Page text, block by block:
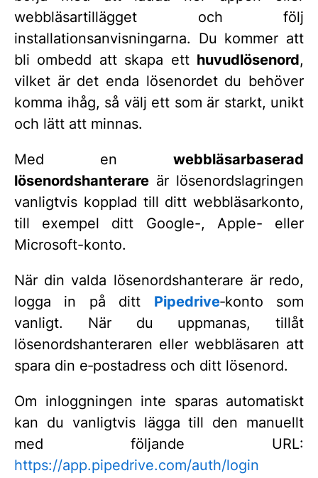
webbläsartillägget och följ
installationsanvisningarna. Du kommer att
bli ombedd att skapa ett huvudlösenord,
vilket är det enda lösenordet du behöver
komma ihåg, så välj ett som är starkt, unikt
och lätt att minnas.
Med en webbläsarbaserad
lösenordshanterare är lösenordslagringen
vanligtvis kopplad till ditt webbläsarkonto,
till exempel ditt Google-, Apple- eller
Microsoft-konto.
När din valda lösenordshanterare är redo,
logga in på ditt Pipedrive‑konto som
vanligt. När du uppmanas, tillåt
lösenordshanteraren eller webbläsaren att
spara din e‑postadress och ditt lösenord.
Om inloggningen inte sparas automatiskt
kan du vanligtvis lägga till den manuellt
med följande URL:
https://app.pipedrive.com/auth/login